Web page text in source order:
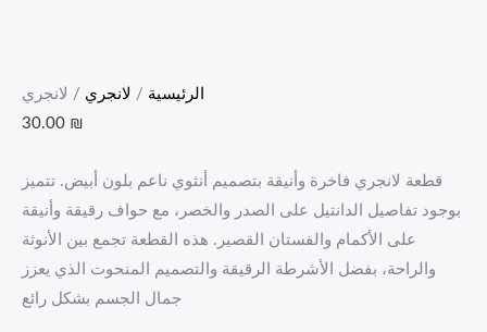
الرئيسية / لانجري / لانجري
30.00 ₪
قطعة لانجري فاخرة وأنيقة بتصميم أنثوي ناعم بلون أبيض. تتميز
بوجود تفاصيل الدانتيل على الصدر والخصر، مع حواف رقيقة وأنيقة
على الأكمام والفستان القصير. هذه القطعة تجمع بين الأنوثة
والراحة، بفضل الأشرطة الرقيقة والتصميم المنحوت الذي يعزز
جمال الجسم بشكل رائع